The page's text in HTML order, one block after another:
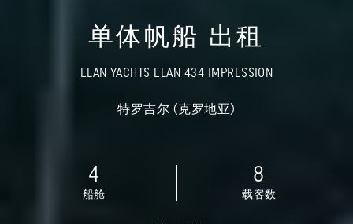
单体帆船 出租
ELAN YACHTS ELAN 434 IMPRESSION
特罗吉尔 (克罗地亚)
4
船舱
8
载客数